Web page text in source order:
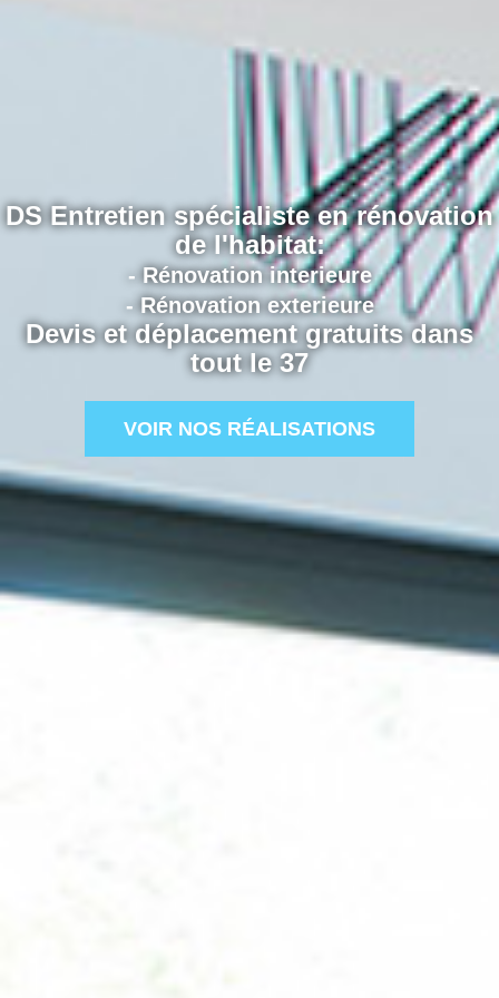
DS Entretien spécialiste en rénovation
de l'habitat:
- Rénovation interieure
- Rénovation exterieure
Devis et déplacement gratuits dans
tout le 37
VOIR NOS RÉALISATIONS